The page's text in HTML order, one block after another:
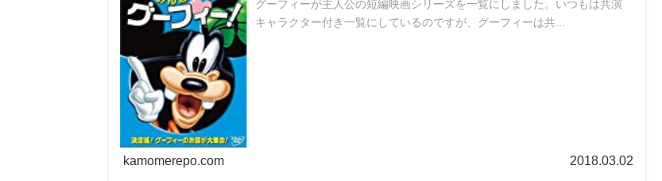
グーフィーが主人公の短編映画シリーズを一覧にしました。いつもは共演
キャラクター付き一覧にしているのですが、グーフィーは共...
kamomerepo.com 2018.03.02